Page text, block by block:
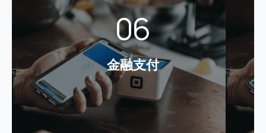
06
金融支付
为支付公司建设符合其需求支付平台，如：互联网支
付、移动支付、银行卡收单、预付卡发行与受理等，
完成银联、网联资金渠道的对接，并实现风控、反洗
钱、反欺诈、身份认证、短信平台等的集成。并结合
当下最新的检测认证规定为用户提供完善且合规的支
付平台。